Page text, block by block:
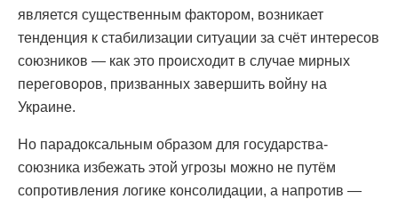
является существенным фактором, возникает
тенденция к стабилизации ситуации за счёт интересов
союзников — как это происходит в случае мирных
переговоров, призванных завершить войну на
Украине.
Но парадоксальным образом для государства-
союзника избежать этой угрозы можно не путём
сопротивления логике консолидации, а напротив —